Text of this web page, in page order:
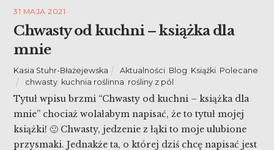
31 MAJA 2021
Chwasty od kuchni – książka dla
mnie
Kasia Stuhr-Błażejewska Aktualności Blog Książki Polecane
chwasty kuchnia roślinna rośliny z pól
Tytuł wpisu brzmi “Chwasty od kuchni – książka dla
mnie” chociaż wolałabym napisać, że to tytuł mojej
książki! 🙂 Chwasty, jedzenie z łąki to moje ulubione
przysmaki. Jednakże ta, o której dziś chcę napisać jest